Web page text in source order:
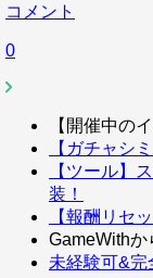
コメント
0
【開催中の
【ガチャシ
【ツール】
装！
【報酬リセ
GameWithか
未経験可&完